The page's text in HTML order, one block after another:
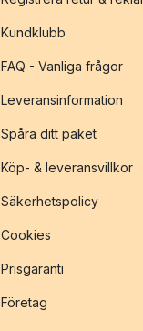
Kundklubb
FAQ - Vanliga frågor
Leveransinformation
Spåra ditt paket
Köp- & leveransvillkor
Säkerhetspolicy
Cookies
Prisgaranti
Företag